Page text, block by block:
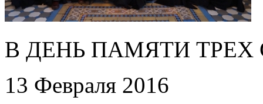
В ДЕНЬ ПАМЯТИ ТРЕХ
13 Февраля 2016